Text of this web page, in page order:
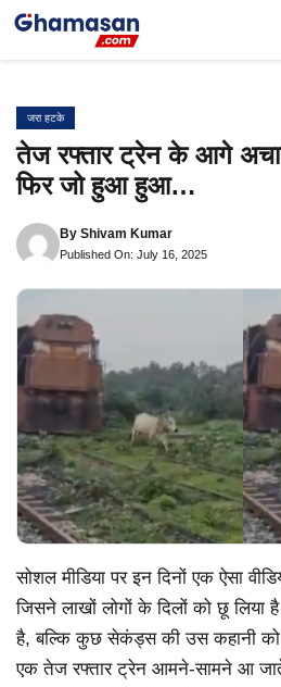
Skip
जरा हटके
तेज रफ्तार ट्रेन के आगे
फिर जो हुआ हुआ…
By Shivam Kumar
Published On: July 16, 2025
सोशल मीडिया पर इन दिनों एक ऐसा
जिसने लाखों लोगों के दिलों को छू लिया
है, बल्कि कुछ सेकंड्स की उस कहानी को
एक तेज रफ्तार ट्रेन आमने-सामने आ